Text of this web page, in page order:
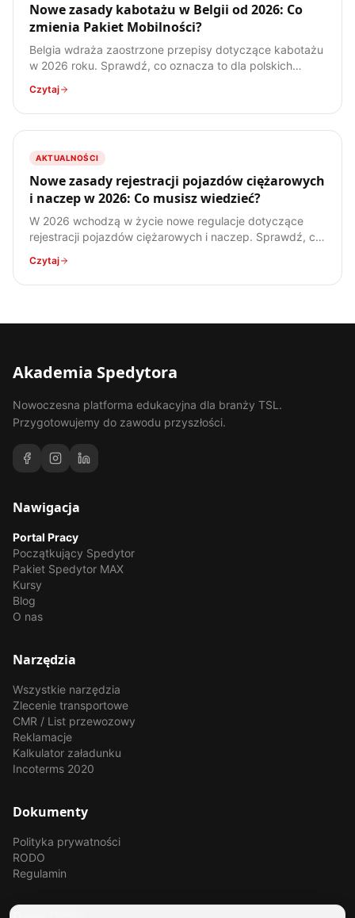
Nowe zasady kabotażu w Belgii od 2026: Co
zmienia Pakiet Mobilności?
Belgia wdraża zaostrzone przepisy dotyczące kabotażu
w 2026 roku. Sprawdź, co oznacza to dla polskich
Czytaj
AKTUALNOŚCI
Nowe zasady rejestracji pojazdów ciężarowych
i naczep w 2026: Co musisz wiedzieć?
W 2026 wchodzą w życie nowe regulacje dotyczące
rejestracji pojazdów ciężarowych i naczep. Sprawdź, co
zmiany.
Czytaj
Akademia Spedytora
Nowoczesna platforma edukacyjna dla branży TSL.
Przygotowujemy do zawodu przyszłości.
Nawigacja
Portal Pracy
Początkujący Spedytor
Pakiet Spedytor MAX
Kursy
Blog
O nas
Narzędzia
Wszystkie narzędzia
Zlecenie transportowe
CMR / List przewozowy
Reklamacje
Kalkulator załadunku
Incoterms 2020
Dokumenty
Polityka prywatności
RODO
Regulamin